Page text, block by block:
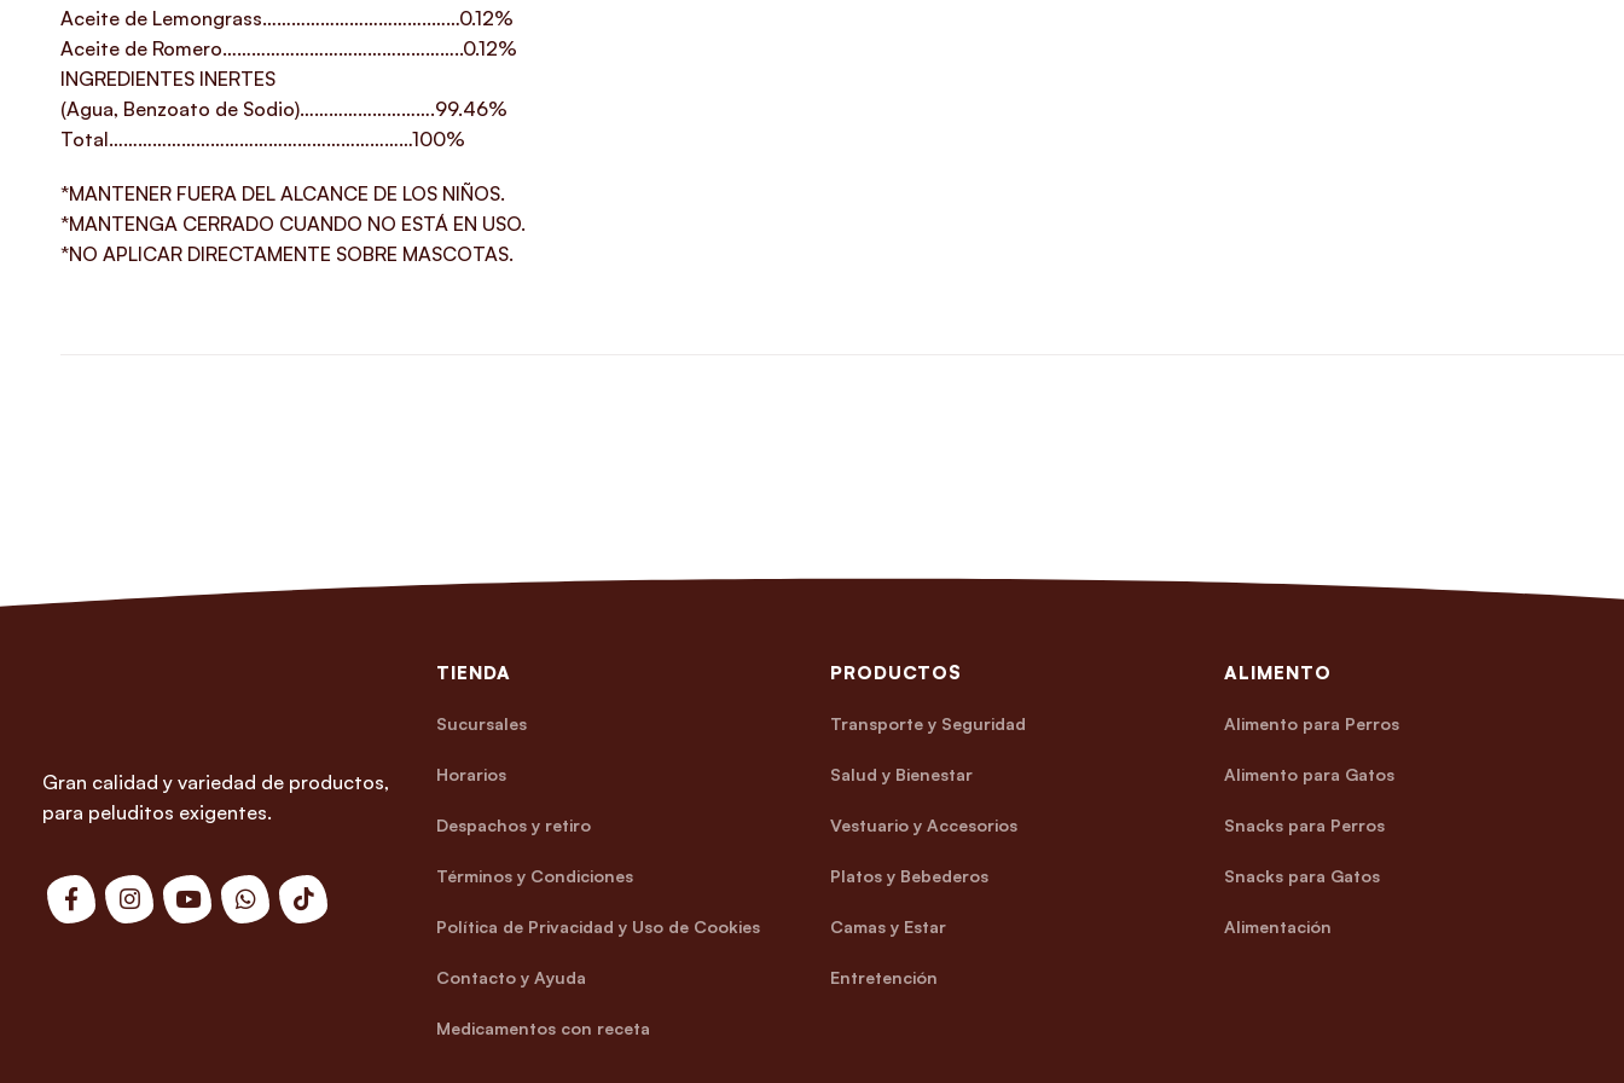
Aceite de Lemongrass……………………………..……0.12%
Aceite de Romero…………………………………………..0.12%
INGREDIENTES INERTES
(Agua, Benzoato de Sodio)……………………….99.46%
Total………………………………………………………100%
*MANTENER FUERA DEL ALCANCE DE LOS NIÑOS.
*MANTENGA CERRADO CUANDO NO ESTÁ EN USO.
*NO APLICAR DIRECTAMENTE SOBRE MASCOTAS.
Gran calidad y variedad de productos,
para peluditos exigentes.
TIENDA
Sucursales
Horarios
Despachos y retiro
Términos y Condiciones
Política de Privacidad y Uso de Cookies
Contacto y Ayuda
Medicamentos con receta
PRODUCTOS
Transporte y Seguridad
Salud y Bienestar
Vestuario y Accesorios
Platos y Bebederos
Camas y Estar
Entretención
ALIMENTO
Alimento para Perros
Alimento para Gatos
Snacks para Perros
Snacks para Gatos
Alimentación